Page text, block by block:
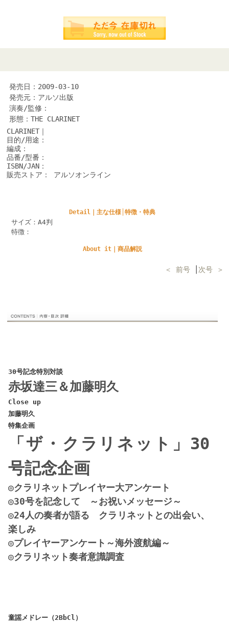
発売日：2009-03-10
発売元：アルソ出版
演奏/監修：
形態：THE CLARINET
CLARINET｜
目的/用途：
編成：
品番/型番：
ISBN/JAN：
販売ストア： アルソオンライン
Detail｜主な仕様│特徴・特典
サイズ：A4判
特徴：
About it｜商品解説
＜ 前号 次号 ＞
30号記念特別対談
赤坂達三＆加藤明久
Close up
加藤明久
特集企画
「ザ・クラリネット」30
号記念企画
◎クラリネットプレイヤー大アンケート
◎30号を記念して ～お祝いメッセージ～
◎24人の奏者が語る クラリネットとの出会い、
楽しみ
◎プレイヤーアンケート～海外渡航編～
◎クラリネット奏者意識調査
童謡メドレー（2BbCl）